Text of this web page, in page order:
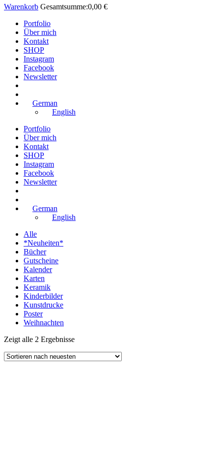
Warenkorb Gesamtsumme:0,00 €
Portfolio
Über mich
Kontakt
SHOP
Instagram
Facebook
Newsletter
German
English
Portfolio
Über mich
Kontakt
SHOP
Instagram
Facebook
Newsletter
German
English
Alle
*Neuheiten*
Bücher
Gutscheine
Kalender
Karten
Keramik
Kinderbilder
Kunstdrucke
Poster
Weihnachten
Zeigt alle 2 Ergebnisse